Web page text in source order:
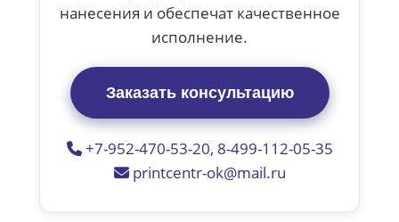
нанесения и обеспечат качественное
исполнение.
Заказать консультацию
+7-952-470-53-20, 8-499-112-05-35
printcentr-ok@mail.ru